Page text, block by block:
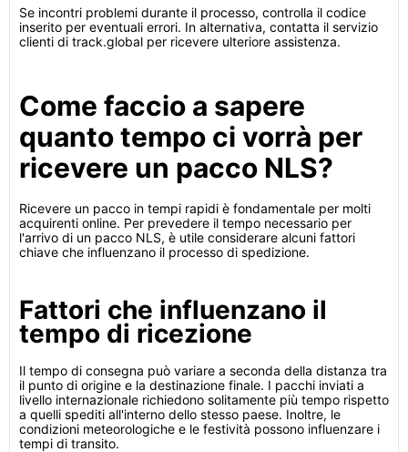
Se incontri problemi durante il processo, controlla il codice
inserito per eventuali errori. In alternativa, contatta il servizio
clienti di track.global per ricevere ulteriore assistenza.
Come faccio a sapere
quanto tempo ci vorrà per
ricevere un pacco NLS?
Ricevere un pacco in tempi rapidi è fondamentale per molti
acquirenti online. Per prevedere il tempo necessario per
l'arrivo di un pacco NLS, è utile considerare alcuni fattori
chiave che influenzano il processo di spedizione.
Fattori che influenzano il
tempo di ricezione
Il tempo di consegna può variare a seconda della distanza tra
il punto di origine e la destinazione finale. I pacchi inviati a
livello internazionale richiedono solitamente più tempo rispetto
a quelli spediti all'interno dello stesso paese. Inoltre, le
condizioni meteorologiche e le festività possono influenzare i
tempi di transito.